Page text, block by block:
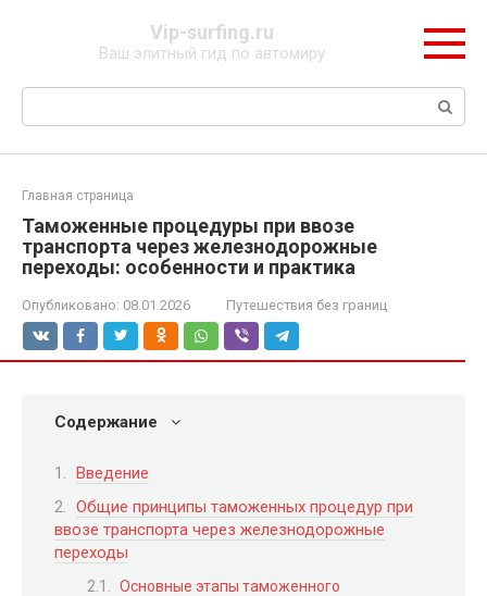
Vip-surfing.ru
Ваш элитный гид по автомиру
Поиск:
Главная страница
Таможенные процедуры при ввозе
транспорта через железнодорожные
переходы: особенности и практика
Опубликовано: 08.01.2026 Путешествия без границ
Содержание
Введение
Общие принципы таможенных процедур при
ввозе транспорта через железнодорожные
переходы
Основные этапы таможенного